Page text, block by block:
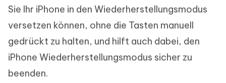
Sie Ihr iPhone in den Wiederherstellungsmodus
versetzen können, ohne die Tasten manuell
gedrückt zu halten, und hilft auch dabei, den
iPhone Wiederherstellungsmodus sicher zu
beenden.